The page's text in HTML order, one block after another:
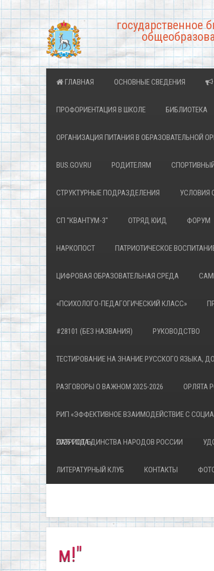
государственное
ГЛАВНАЯ ОСНОВНЫЕ СВЕДЕНИЯ
ПРОФОРИЕНТАЦИЯ В ШКОЛЕ БИБЛИОТЕКА
ОРГАНИЗАЦИЯ ПИТАНИЯ В ОБРАЗОВАТЕЛЬНОЙ
BUS.GOV.RU РОДИТЕЛЯМ
СТРУКТУРНЫЕ ПОДРАЗДЕЛЕНИЯ УСЛОВИЯ
СП "КВАНТУМ-3" ОТРЯД ЮИД ФОРУМ
НАРКОПОСТ ПАТРИОТИЧЕСКОЕ
ЦИФРОВАЯ ОБРАЗОВАТЕЛЬНАЯ СРЕДА
«ПСИХОЛОГО-ПЕДАГОГИЧЕСКИЙ КЛАСС»
#28101 (БЕЗ НАЗВАНИЯ) РУКОВОДСТВО
ТЕСТИРОВАНИЕ НА ЗНАНИЕ РУССКОГО ЯЗЫКА,
РАЗГОВОРЫ О ВАЖНОМ 2025-2026 ОРЛЯТА
РИП «ЭФФЕКТИВНОЕ ВЗАИМОДЕЙСТВИЕ С
ПАТРИОТА»
2026 ГОД ЕДИНСТВА НАРОДОВ РОССИИ
ЛИТЕРАТУРНЫЙ КЛУБ КОНТАКТЫ